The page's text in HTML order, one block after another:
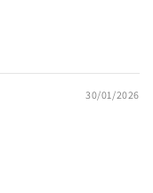
30/01/2026